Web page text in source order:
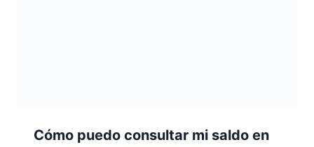
Cómo puedo consultar mi saldo en